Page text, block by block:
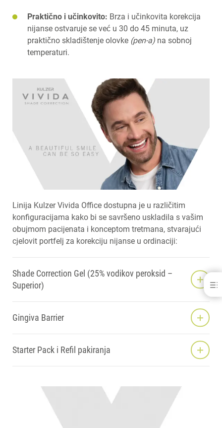
Kulzer Vivida Office
HPS FORMULA
KORAK PO KORAK
MARKETINŠKA POTPORA
KULZER VIVIDA PROIZVODI
DOWNLOADS
KONTAKT
POVEZANI PROIZVODI
Praktično i učinkovito: Brza i učinkovita korekcija
nijanse ostvaruje se već u 30 do 45 minuta, uz
praktično skladištenje olovke (pen-a) na sobnoj
temperaturi.
Linija Kulzer Vivida Office dostupna je u različitim
konfiguracijama kako bi se savršeno uskladila s vašim
obujmom pacijenata i konceptom tretmana, stvarajući
cjelovit portfelj za korekciju nijanse u ordinaciji:
Shade Correction Gel (25% vodikov peroksid –
Superior)
Gingiva Barrier
Starter Pack i Refil pakiranja